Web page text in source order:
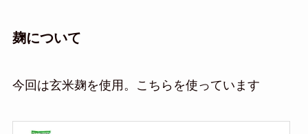
麹について
今回は玄米麹を使用。こちらを使っています